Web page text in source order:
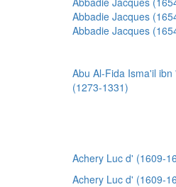
Abbadie Jacques
Abbadie Jacques
Abu Al-Fida Isma'il ibn
(1273-1331)
Achery Luc d' (1609-
Achery Luc d' (1609-